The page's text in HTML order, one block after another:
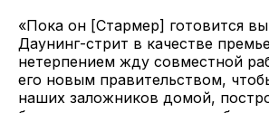
«Пока он [Стармер] готовится
Даунинг-стрит в качестве
нетерпением жду совместной
его новым правительством,
наших заложников домой,